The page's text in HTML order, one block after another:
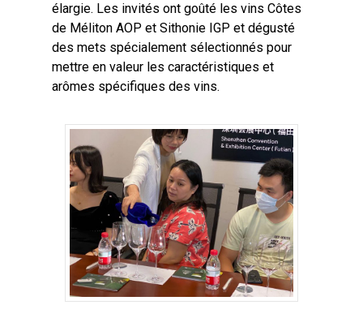
élargie. Les invités ont goûté les vins Côtes
de Méliton AOP et Sithonie IGP et dégusté
des mets spécialement sélectionnés pour
mettre en valeur les caractéristiques et
arômes spécifiques des vins.